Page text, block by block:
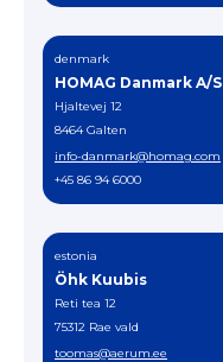
denmark
HOMAG Danmark A/S
Hjaltevej 12
8464 Galten
info-danmark@homag.com
+45 86 94 6000
estonia
Öhk Kuubis
Reti tea 12
75312 Rae vald
toomas@aerum.ee